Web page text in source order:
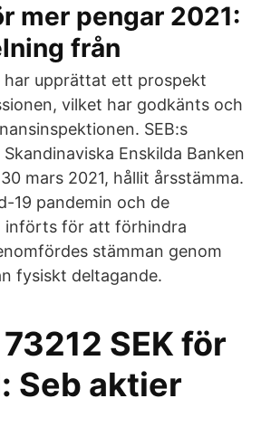
mer pengar 2021:
från
har upprättat ett prospekt
vilket har godkänts och
SEB:s
Enskilda Banken
mars 2021, hållit årsstämma.
19 pandemin och de
införts för att förhindra
stämman genom
fysiskt deltagande.
SEK för
Seb aktier